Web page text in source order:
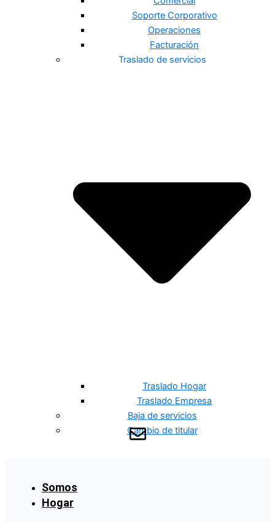
Soporte Corporativo
Operaciones
Facturación
Traslado de servicios
Traslado Hogar
Traslado Empresa
Baja de servicios
Cambio de titular
Somos
Hogar